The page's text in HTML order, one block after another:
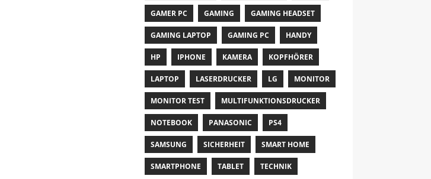
GAMER PC GAMING GAMING HEADSET
GAMING LAPTOP GAMING PC HANDY
HP IPHONE KAMERA KOPFHÖRER
LAPTOP LASERDRUCKER LG MONITOR
MONITOR TEST MULTIFUNKTIONSDRUCKER
NOTEBOOK PANASONIC PS4
SAMSUNG SICHERHEIT SMART HOME
SMARTPHONE TABLET TECHNIK